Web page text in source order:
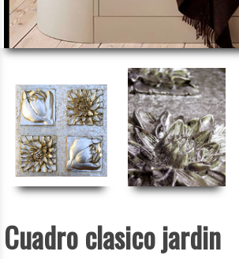
Cuadro clasico jardin